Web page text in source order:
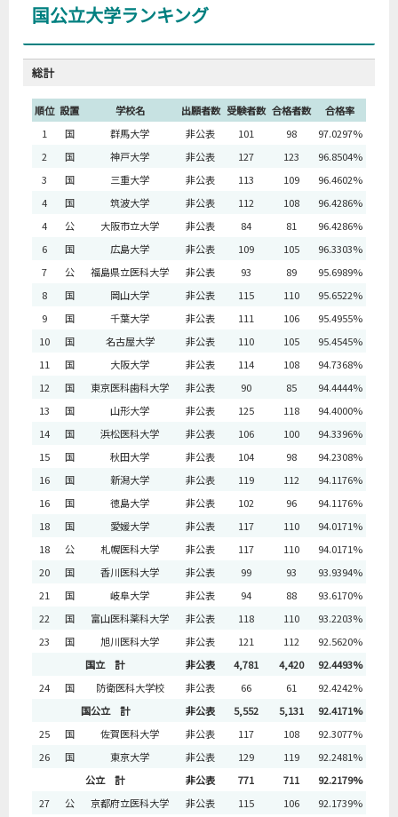
国公立大学ランキング
総計
順位 設置 学校名 出願者数 受験者数 合格者数
合格率
1
国 群馬大学 非公表 101 98
97.0297%
2
国 神戸大学 非公表 127 123
96.8504%
3
国 三重大学 非公表 113 109
96.4602%
4
国 筑波大学 非公表 112 108
96.4286%
4
公 大阪市立大学 非公表 84 81
96.4286%
6
国 広島大学 非公表 109 105
96.3303%
7
公 福島県立医科大学 非公表 93 89
95.6989%
8
国 岡山大学 非公表 115 110
95.6522%
9
国 千葉大学 非公表 111 106
95.4955%
10
国 名古屋大学 非公表 110 105
95.4545%
11
国 大阪大学 非公表 114 108
94.7368%
12
国 東京医科歯科大学 非公表 90 85
94.4444%
13
国 山形大学 非公表 125 118
94.4000%
14
国 浜松医科大学 非公表 106 100
94.3396%
15
国 秋田大学 非公表 104 98
94.2308%
16
国 新潟大学 非公表 119 112
94.1176%
16
国 徳島大学 非公表 102 96
94.1176%
18
国 愛媛大学 非公表 117 110
94.0171%
18
公 札幌医科大学 非公表 117 110
94.0171%
20
国 香川医科大学 非公表 99 93
93.9394%
21
国 岐阜大学 非公表 94 88
93.6170%
22
国 富山医科薬科大学 非公表 118 110
93.2203%
23
国 旭川医科大学 非公表 121 112
92.5620%
国立 計
非公表 4,781 4,420
92.4493%
24
国 防衛医科大学校 非公表 66 61
92.4242%
国公立 計
非公表 5,552 5,131
92.4171%
25
国 佐賀医科大学 非公表 117 108
92.3077%
26
国 東京大学 非公表 129 119
92.2481%
公立 計
非公表 771 711
92.2179%
27
公 京都府立医科大学 非公表 115 106
92.1739%